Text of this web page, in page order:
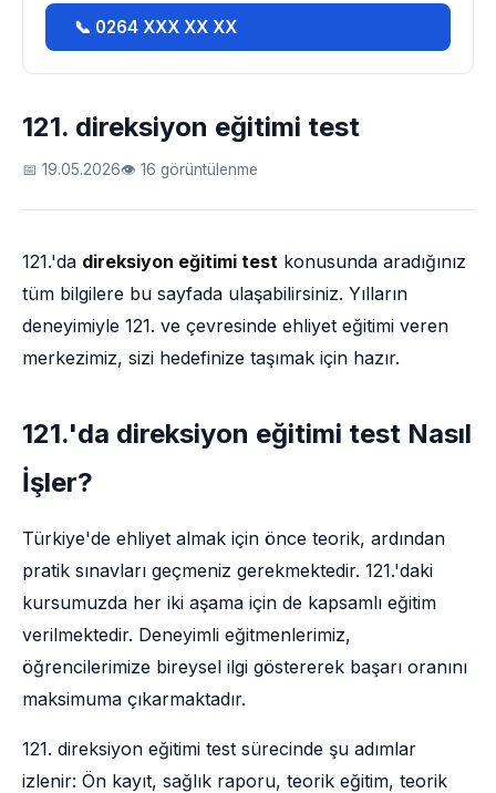
121. direksiyon eğitimi test
📅 19.05.2026👁 16 görüntülenme
121.'da direksiyon eğitimi test konusunda aradığınız
tüm bilgilere bu sayfada ulaşabilirsiniz. Yılların
deneyimiyle 121. ve çevresinde ehliyet eğitimi veren
merkezimiz, sizi hedefinize taşımak için hazır.
121.'da direksiyon eğitimi test Nasıl
İşler?
Türkiye'de ehliyet almak için önce teorik, ardından
pratik sınavları geçmeniz gerekmektedir. 121.'daki
kursumuzda her iki aşama için de kapsamlı eğitim
verilmektedir. Deneyimli eğitmenlerimiz,
öğrencilerimize bireysel ilgi göstererek başarı oranını
maksimuma çıkarmaktadır.
121. direksiyon eğitimi test sürecinde şu adımlar
izlenir: Ön kayıt, sağlık raporu, teorik eğitim, teorik
📞 0264 XXX XX XX